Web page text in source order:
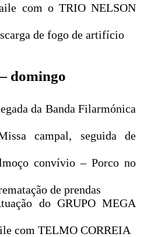
com o TRIO NELSON
de fogo de artifício
domingo
da Banda Filarmónica
campal, seguida de
convívio – Porco no
de prendas
do GRUPO MEGA
com TELMO CORREIA